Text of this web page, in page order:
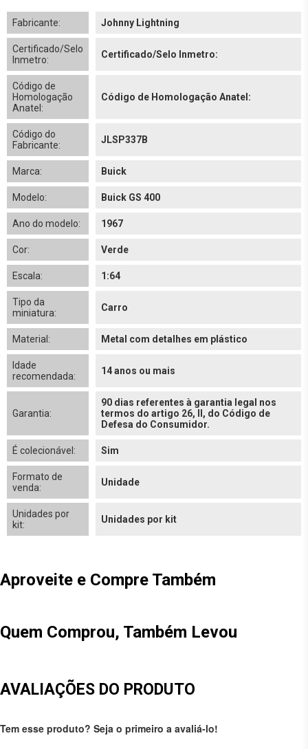
Fabricante: Johnny Lightning
Certificado/Selo
Inmetro:
Certificado/Selo Inmetro:
Código de
Homologação
Anatel:
Código de Homologação Anatel:
Código do
Fabricante:
JLSP337B
Marca: Buick
Modelo: Buick GS 400
Ano do modelo: 1967
Cor: Verde
Escala: 1:64
Tipo da
miniatura:
Carro
Material: Metal com detalhes em plástico
Idade
recomendada:
14 anos ou mais
Garantia:
90 dias referentes à garantia legal nos
termos do artigo 26, II, do Código de
Defesa do Consumidor.
É colecionável: Sim
Formato de
venda:
Unidade
Unidades por
kit:
Unidades por kit
Aproveite e Compre Também
Quem Comprou, Também Levou
AVALIAÇÕES DO PRODUTO
Tem esse produto? Seja o primeiro a avaliá-lo!